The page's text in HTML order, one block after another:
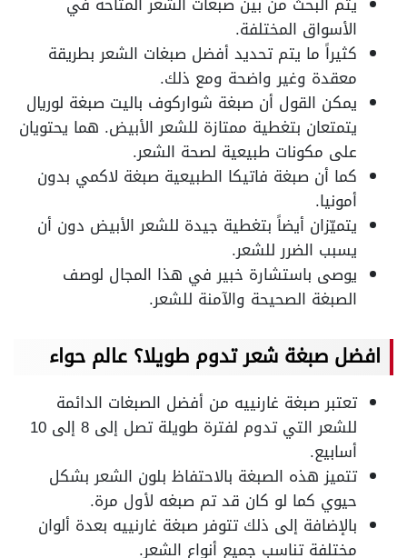
الأسواق المختلفة.
كثيراً ما يتم تحديد أفضل صبغات الشعر بطريقة
معقدة وغير واضحة ومع ذلك.
يمكن القول أن صبغة شواركوف باليت صبغة لوريال
يتمتعان بتغطية ممتازة للشعر الأبيض. هما يحتويان
على مكونات طبيعية لصحة الشعر.
كما أن صبغة فاتيكا الطبيعية صبغة لاكمي بدون
أمونيا.
يتميّزان أيضاً بتغطية جيدة للشعر الأبيض دون أن
يسبب الضرر للشعر.
يوصى باستشارة خبير في هذا المجال لوصف
الصبغة الصحيحة والآمنة للشعر.
افضل صبغة شعر تدوم طويلا؟ عالم حواء
تعتبر صبغة غارنييه من أفضل الصبغات الدائمة
للشعر التي تدوم لفترة طويلة تصل إلى 8 إلى 10
أسابيع.
تتميز هذه الصبغة بالاحتفاظ بلون الشعر بشكل
حيوي كما لو كان قد تم صبغه لأول مرة.
بالإضافة إلى ذلك تتوفر صبغة غارنييه بعدة ألوان
مختلفة تناسب جميع أنواع الشعر.